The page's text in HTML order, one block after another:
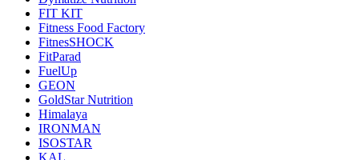
FIT KIT
Fitness Food Factory
FitnesSHOCK
FitParad
FuelUp
GEON
GoldStar Nutrition
Himalaya
IRONMAN
ISOSTAR
KAL